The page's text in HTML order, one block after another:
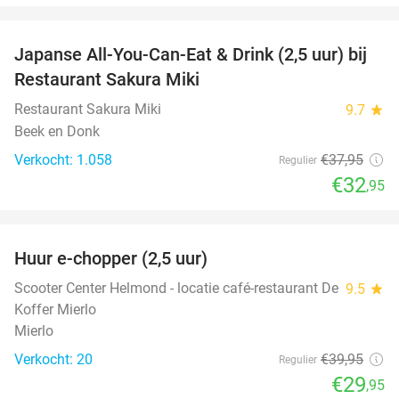
13%
Japanse All-You-Can-Eat & Drink (2,5 uur) bij
Restaurant Sakura Miki
Restaurant Sakura Miki 9.7 star
Beek en Donk
Verkocht: 1.058
Regulier €37,95
€32,95
Huur e-chopper (2,5 uur)
Scooter Center Helmond - locatie café-restaurant De
Koffer Mierlo
9.5 star
Mierlo
Verkocht: 20
Regulier €39,95
€29,95